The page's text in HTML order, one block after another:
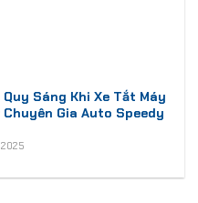
Sáng Khi Xe Tắt Máy
Gia Auto Speedy